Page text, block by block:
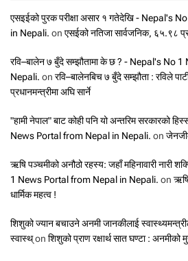
एसइईको पुरक परीक्षा असार १ गतेदेखि - Nepal's
in Nepali. on एसईको नतिजा सार्वजनिक, ६५.९८
रवि–बालेन ७ बुँदे सम्झौतामा के छ ? - Nepal's No
Nepali. on रवि–बालेनबिच ७ बुँदे सम्झौता : रविले
प्रधानमन्त्रीमा अघि सार्ने
"हामी नेपाल" बाट कोही पनि यो अन्तरिम सरकारको
News Portal from Nepal in Nepali. on
ऋषि पञ्चमीको अनौठो रहस्य: जहाँ महिनावारी नारी
1 News Portal from Nepal in Nepali. on
धार्मिक महत्व !
शिशुको ज्यान बचाउने अनमी जानकीलाई
स्वास्थ्on शिशुको प्राण रक्षार्थ सात घण्टा : अनमीको